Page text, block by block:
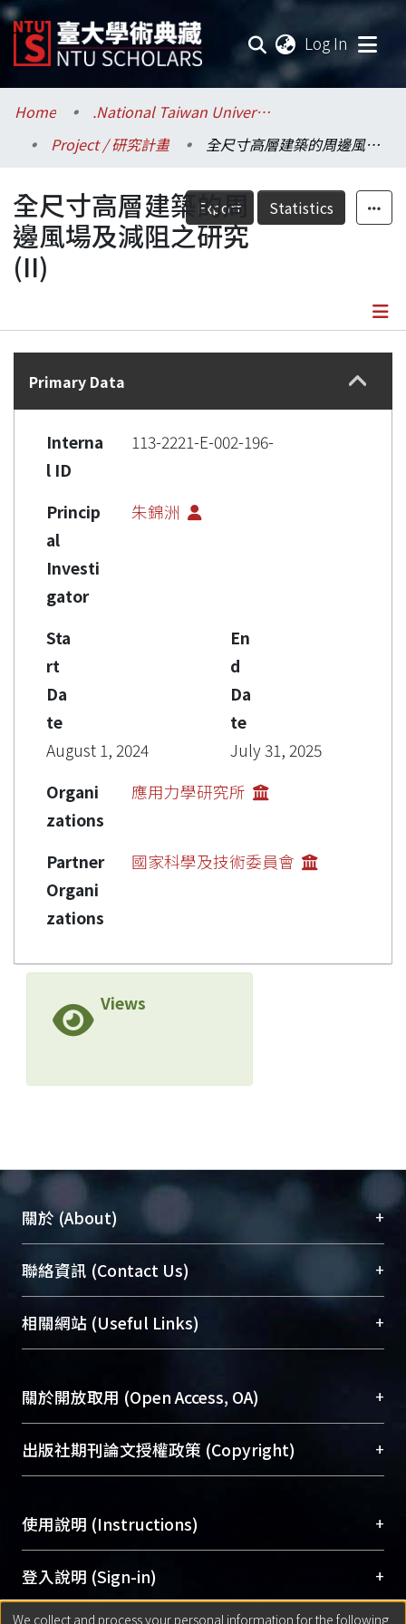
Log In
Communities & Collections
Research Outputs
Fundings & Projects
Researchers
Statistics
Home
.National Taiwan University / 國立臺灣大學
Project / 研究計畫
全尺寸高層建築的周邊風場及減阻之研究(II)
Export Statistics
全尺寸高層建築的周
邊風場及減阻之研究
(II)
Details
Primary Data
Interna
l ID
113-2221-E-002-196-
Princip
al
Investi
gator
朱錦洲
Sta
rt
Da
te
August 1, 2024
En
d
Da
te
July 31, 2025
Organi
zations
應用力學研究所
Partner
Organi
zations
國家科學及技術委員會
Views
關於 (About) +
臺大位居世界頂尖大學之列，為永久珍藏及向國際
展現本校豐碩的研究成果及學術能量，圖書館整合
機構典藏（NTUR）與學術庫（AH）不同功能平
台，成為臺大學術典藏NTU scholars。期能整合研
成果。
To permanently archive and promote researcher
profiles and scholarly works, Library integrates the
services of “NTU Repository” with “Academic
聯絡資訊 (Contact Us) +
總館學科館員(Main Library)
醫學圖書館學科館員(Medical Library)
Sciences Library)
相關網站 (Useful Links) +
關於開放取用 (Open Access, OA) +
開放取用是從使用者角度提升資訊取用性的社會運
動，應用在學術研究上是透過將研究著作公開供使
用逐年攀升。同時可加速研究發展、提升研究影響
Archive）平台。 （點選深入了解OA）
出版社期刊論文授權政策 (Copyright) +
含部分內容的版權非匯入者所有，或由第三方贊
助與合作完成，請確認該版權所有者及第三方同
意提供此授權。
Please represent that the submission is your
original work, and that you have the right to
使用說明 (Instructions) +
網站簡介(Quickstart Guide)
使用手冊(Instruction Manual)
登入說明 (Sign-in) +
We collect and process your personal information for the following